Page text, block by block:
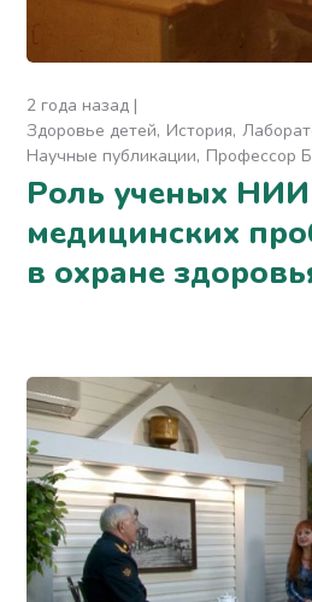
2 года назад
Здоровье детей История
Научные публикации Профессор
Роль ученых НИИ
медицинских
в охране